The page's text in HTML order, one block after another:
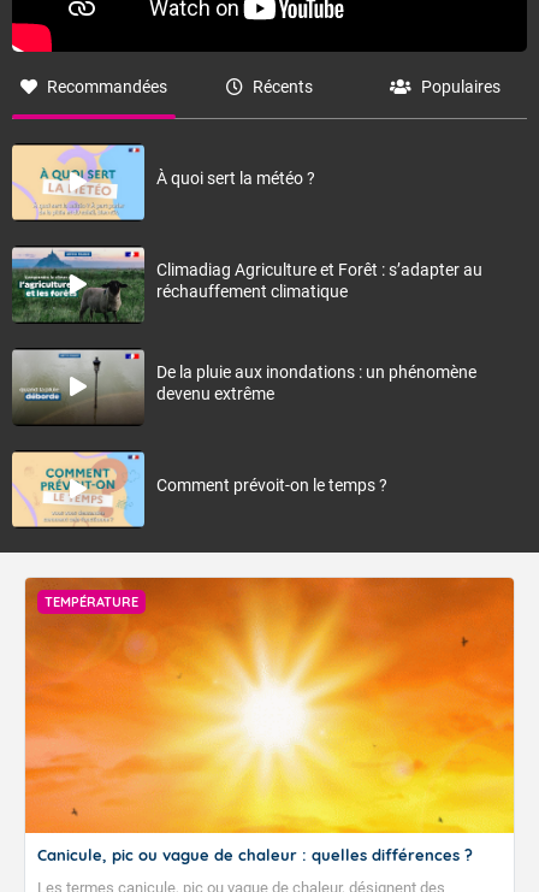
Recommandées Récents Populaires
À quoi sert la météo ?
Climadiag Agriculture et Forêt : s’adapter au
réchauffement climatique
De la pluie aux inondations : un phénomène
devenu extrême
Comment prévoit-on le temps ?
TEMPÉRATURE
Canicule, pic ou vague de chaleur : quelles différences ?
Les termes canicule, pic ou vague de chaleur, désignent des